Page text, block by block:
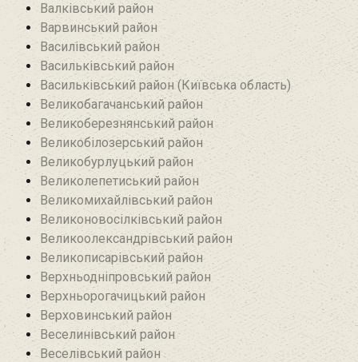
Валківський район
Варвинський район
Василівський район
Васильківський район
Васильківський район (Київська область)
Великобагачанський район
Великоберезнянський район
Великобілозерський район‎
Великобурлуцький район
Великолепетиський район
Великомихайлівський район‎
Великоновосілківський район‎
Великоолександрівський район
Великописарівський район
Верхньодніпровський район
Верхньорогачицький район
Верховинський район
Веселинівський район‎
Веселівський район‎